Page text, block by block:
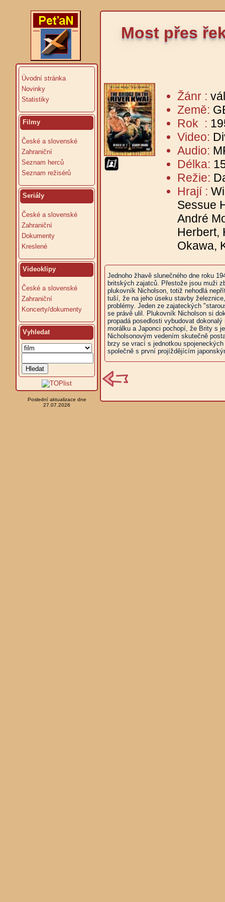
Úvodní stránka
Novinky
Statistiky
Filmy
České a slovenské
Zahraniční
Seznam herců
Seznam režisérů
Seriály
České a slovenské
Zahraniční
Dokumenty
Kreslené
Videoklipy
České a slovenské
Zahraniční
Koncerty/dokumenty
Vyhledat
Poslední aktualizace dne
27.07.2026
Most přes
Žánr :
Země:
Rok :
Video:
Audio:
Délka:
Režie:
Hrají :
Sessue
André
Herbert,
Okawa,
Jednoho žhavě slunečného dne roku
britských zajatců. Přestože jsou muži
plukovník Nicholson, totiž nehodlá
tuší, že na jeho úseku stavby
problémy. Jeden ze zajateckých
se právě ulil. Plukovník Nicholson si
propadá posedlosti vybudovat
morálku a Japonci pochopí, že Brity s
Nicholsonovým vedením skutečně
brzy se vrací s jednotkou
společně s první projíždějícím